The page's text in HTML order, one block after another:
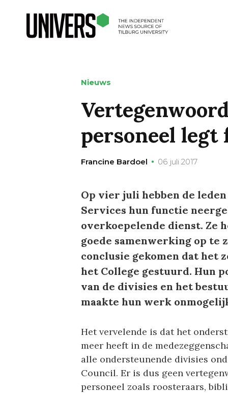
Nieuws
personeel legt
Francine Bardoel 06 juli 2017
Op vier juli hebben de
Services hun functie
overkoepelende dienst. Ze
goede samenwerking op te
conclusie gekomen dat het
het College gestuurd. Hun
van de divisies en het
maakte hun werk
Het vervelende is dat het
meer heeft in de
alle ondersteunende divisies
Council. Er is dus geen
personeel zoals roosteraars,